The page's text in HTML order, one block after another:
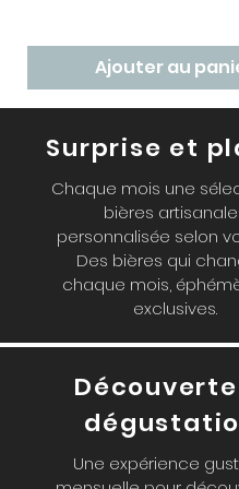
Ajouter au
Surprise et
Chaque mois une
bières
personnalisée selon
Des bières qui
chaque mois,
exclusives.
Une expérience